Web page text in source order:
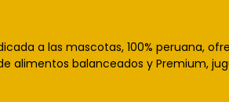
a las mascotas, 100% peruana,
alimentos balanceados y Premium,